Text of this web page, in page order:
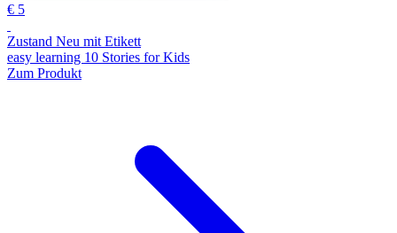
€ 5
Zustand Neu mit Etikett
easy learning 10 Stories for Kids
Zum Produkt